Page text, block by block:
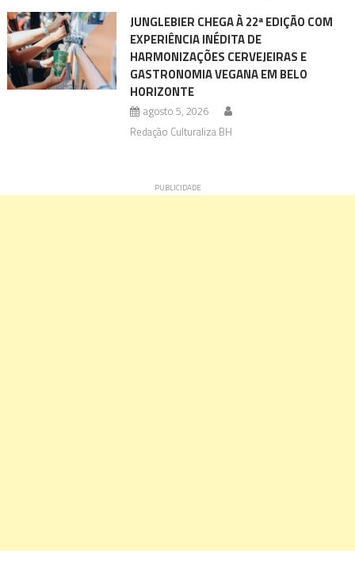
JUNGLEBIER CHEGA À 22ª EDIÇÃO COM
EXPERIÊNCIA INÉDITA DE
HARMONIZAÇÕES CERVEJEIRAS E
GASTRONOMIA VEGANA EM BELO
HORIZONTE
agosto 5, 2026
Redação Culturaliza BH